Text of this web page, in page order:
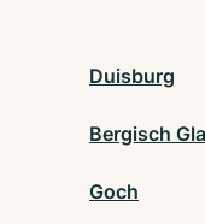
Duisburg
Bergisch
Goch